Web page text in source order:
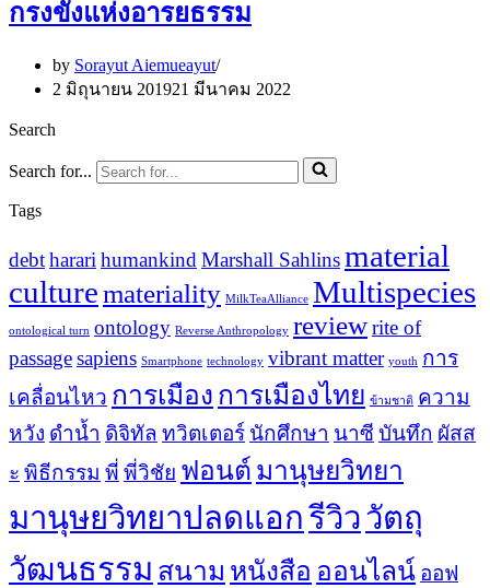
กรงขังแห่งอารยธรรม
by Sorayut Aiemueayut
2 มิถุนายน 201921 มีนาคม 2022
Search
Search for...
Tags
debtharari humankind Marshall Sahlinsmaterial
culturemateriality MilkTeaAlliance Multispecies
ontological turn ontology Reverse Anthropology reviewrite of
passagesapiens Smartphone technology vibrant matter youth การ
เคลื่อนไหว การเมือง การเมืองไทย ข้ามชาติ ความ
หวัง ดำน้ำ ดิจิทัล ทวิตเตอร์ นักศึกษา นาซี บันทึก ผัสส
ะ พิธีกรรม พี่ พี่วิชัย ฟอนต์ มานุษยวิทยา
มานุษยวิทยาปลดแอกรีวิววัตถุ
วัฒนธรรม สนาม หนังสือ ออนไลน์ ออฟ